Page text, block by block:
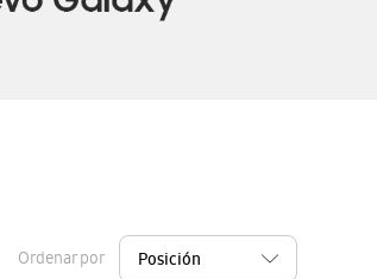
Ordenar por